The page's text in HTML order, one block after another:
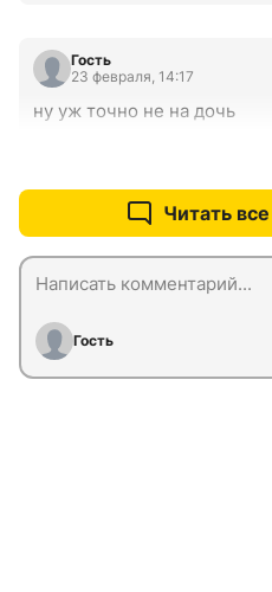
Гость
23 февраля, 14:17
ну уж точно не на дочь
Читать
Гость